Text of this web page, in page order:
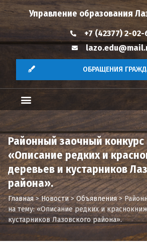
Управление образования
+7 (42377) 2-02-
ОБРАЩЕНИЯ
Районный заочный конкурс
«Описание редких и
деревьев и кустарников
района».
Главная>Новости>Объявления>
на тему: «Описание редких и
кустарников Лазовского района».